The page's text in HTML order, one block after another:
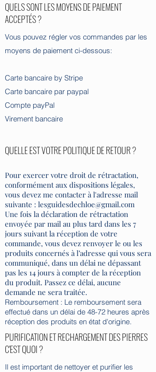
QUELS SONT LES MOYENS DE PAIEMENT
ACCEPTÉS ?
Vous pouvez régler vos commandes par les
moyens de paiement ci-dessous:
​​Carte bancaire by Stripe
Carte bancaire par paypal
Compte payPal
Virement bancaire
QUELLE EST VOTRE POLITIQUE DE RETOUR ?
Pour exercer votre droit de rétractation,
conformément aux dispositions légales,
vous devez me contacter à l'adresse mail
suivante : lesguidesdechloe@gmail.com
Une fois la déclaration de rétractation
envoyée par mail au plus tard dans les 7
jours suivant la réception de votre
commande, vous devez renvoyer le ou les
produits concernés à l’adresse qui vous sera
communiqué, dans un délai ne dépassant
pas les 14 jours à compter de la réception
du produit. Passez ce délai, aucune
demande ne sera traitée.
Remboursement : Le remboursement sera
effectué dans un délai de 48-72 heures après
réception des produits en état d'origine.
PURIFICATION ET RECHARGEMENT DES PIERRES
C'EST QUOI ?
Il est important de nettoyer et purifier les